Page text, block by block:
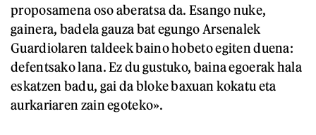
proposamena oso aberatsa da. Esango nuke,
gainera, badela gauza bat egungo Arsenalek
Guardiolaren taldeek baino hobeto egiten duena:
defentsako lana. Ez du gustuko, baina egoerak hala
eskatzen badu, gai da bloke baxuan kokatu eta
aurkariaren zain egoteko».